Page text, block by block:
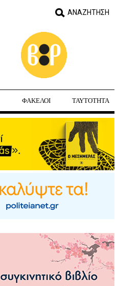
ΦΑΚΕΛΟΙ ΤΑΥΤΟΤΗΤΑ